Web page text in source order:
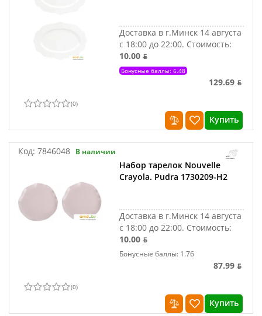
Доставка в г.Минск 14 августа
с 18:00 до 22:00. Стоимость:
10.00 ƃ
Бонусные баллы: 6.48
129.69 ƃ
(0)
Купить
Код: 7846048 В наличии
Набор тарелок Nouvelle
Crayola. Pudra 1730209-Н2
Доставка в г.Минск 14 августа
с 18:00 до 22:00. Стоимость:
10.00 ƃ
Бонусные баллы: 1.76
87.99 ƃ
(0)
Купить